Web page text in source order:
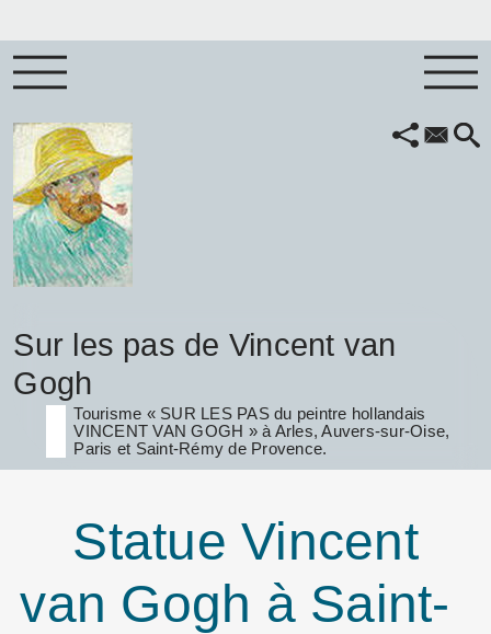
Sur les pas de Vincent van
Gogh
Tourisme « SUR LES PAS du peintre hollandais
VINCENT VAN GOGH » à Arles, Auvers-sur-Oise,
Paris et Saint-Rémy de Provence.
Statue Vincent
van Gogh à Saint-